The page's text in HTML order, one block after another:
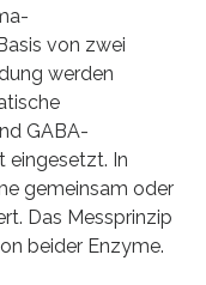
von zwei
werden
GABA-
eingesetzt. In
gemeinsam oder
Das Messprinzip
beider Enzyme.